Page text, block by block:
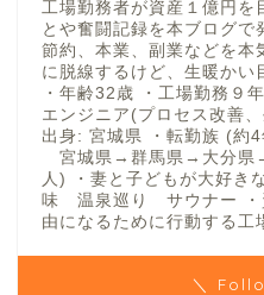
工場勤務者が資産１億円を
とや奮闘記録を本ブログで
節約、本業、副業などを本
に脱線するけど、生暖かい
・年齢32歳 ・工場勤務９
エンジニア(プロセス改善
出身: 宮城県 ・転勤族 (約
宮城県→群馬県→大分県→
人) ・妻と子どもが大好き
味 温泉巡り サウナー ・
由になるために行動する工
＼